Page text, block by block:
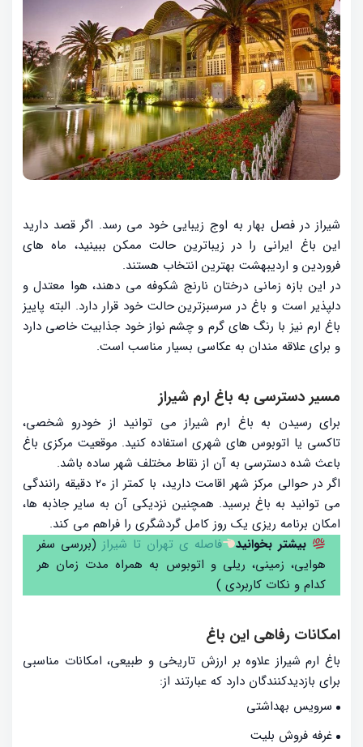
شیراز در فصل بهار به اوج زیبایی خود می رسد. اگر قصد دارید
این باغ ایرانی را در زیباترین حالت ممکن ببینید، ماه های
فروردین و اردیبهشت بهترین انتخاب هستند.
در این بازه زمانی درختان نارنج شکوفه می دهند، هوا معتدل و
دلپذیر است و باغ در سرسبزترین حالت خود قرار دارد. البته پاییز
باغ ارم نیز با رنگ های گرم و چشم نواز خود جذابیت خاصی دارد
و برای علاقه مندان به عکاسی بسیار مناسب است.
مسیر دسترسی به باغ ارم شیراز
برای رسیدن به باغ ارم شیراز می توانید از خودرو شخصی،
تاکسی یا اتوبوس های شهری استفاده کنید. موقعیت مرکزی باغ
باعث شده دسترسی به آن از نقاط مختلف شهر ساده باشد.
اگر در حوالی مرکز شهر اقامت دارید، با کمتر از 20 دقیقه رانندگی
می توانید به باغ برسید. همچنین نزدیکی آن به سایر جاذبه ها،
امکان برنامه ریزی یک روز کامل گردشگری را فراهم می کند.
بیشتر بخوانید
فاصله ی تهران تا شیراز (بررسی سفر
هوایی، زمینی، ریلی و اتوبوس به همراه مدت زمان هر
کدام و نکات کاربردی )
امکانات رفاهی این باغ
باغ ارم شیراز علاوه بر ارزش تاریخی و طبیعی، امکانات مناسبی
برای بازدیدکنندگان دارد که عبارتند از:
سرویس بهداشتی
غرفه فروش بلیت